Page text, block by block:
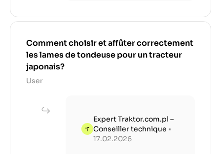
Comment choisir et affûter correctement
les lames de tondeuse pour un tracteur
japonais?
User
Expert Traktor.com.pl –
Conseiller technique •
17.02.2026